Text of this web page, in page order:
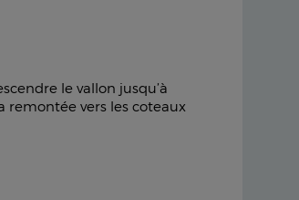
le vallon jusqu’à
remontée vers les coteaux